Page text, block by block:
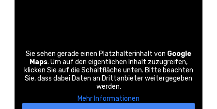
Sie sehen gerade einen Platzhalterinhalt von Google
Maps. Um auf den eigentlichen Inhalt zuzugreifen,
klicken Sie auf die Schaltfläche unten. Bitte beachten
Sie, dass dabei Daten an Drittanbieter weitergegeben
werden.
Mehr Informationen